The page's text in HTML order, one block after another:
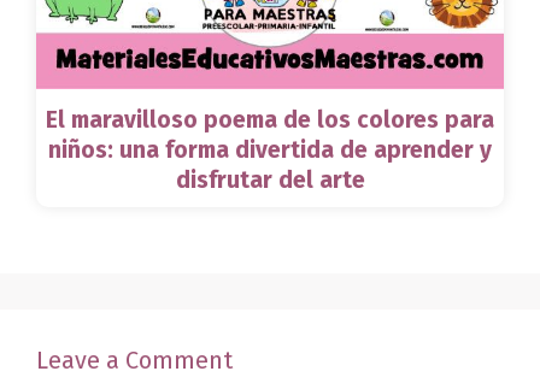
El maravilloso poema de los colores para
niños: una forma divertida de aprender y
disfrutar del arte
Leave a Comment